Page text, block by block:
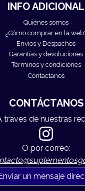
INFO ADICIONAL
Quiénes somos
¿Cómo comprar en la
Envíos y Despachos
Garantías y devoluciones
Términos y condiciones
Contactanos
CONTÁCTANOS
traves de nuestras
O por correo:
un mensaje